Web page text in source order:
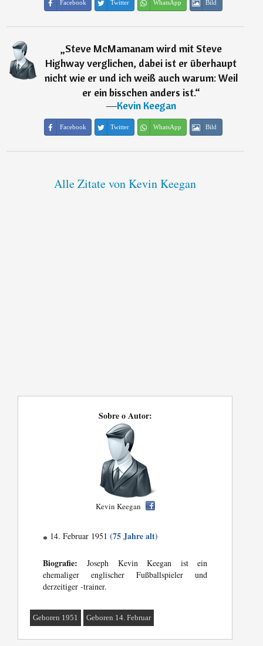
Facebook Twitter WhatsApp Bild
„Steve McMamanam wird mit Steve
Highway verglichen, dabei ist er überhaupt
nicht wie er und ich weiß auch warum: Weil
er ein bisschen anders ist.“
―Kevin Keegan
Facebook Twitter WhatsApp Bild
Alle Zitate von Kevin Keegan
Sobre o Autor:
Kevin Keegan
* 14. Februar 1951(75 Jahre alt)
Biografie: Joseph Kevin Keegan ist ein
ehemaliger englischer Fußballspieler und
derzeitiger -trainer.
Geboren 1951 Geboren 14. Februar